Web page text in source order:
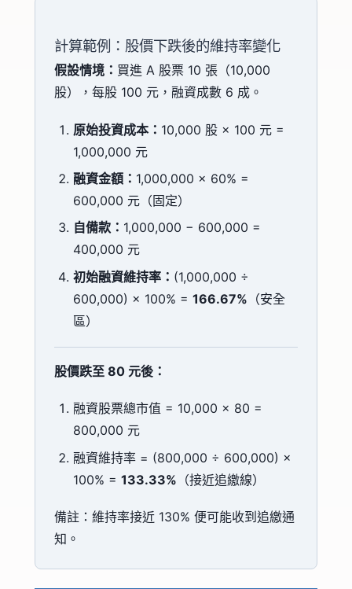
計算範例：股價下跌後的維持率變化
假設情境： 買進 A 股票 10 張（10,000
股），每股 100 元，融資成數 6 成。
原始投資成本： 10,000 股 × 100 元 =
1,000,000 元
融資金額： 1,000,000 × 60% =
600,000 元（固定）
自備款： 1,000,000 − 600,000 =
400,000 元
初始融資維持率： (1,000,000 ÷
600,000) × 100% = 166.67% （安全
區）
股價跌至 80 元後：
融資股票總市值 = 10,000 × 80 =
800,000 元
融資維持率 = (800,000 ÷ 600,000) ×
100% = 133.33% （接近追繳線）
備註：維持率接近 130% 便可能收到追繳通
知。